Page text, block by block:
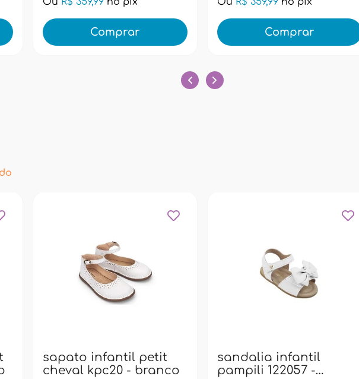
Comprar Comprar
sapato infantil petit
cheval kpc20 - branco
sandalia infantil
pampili 122057 -